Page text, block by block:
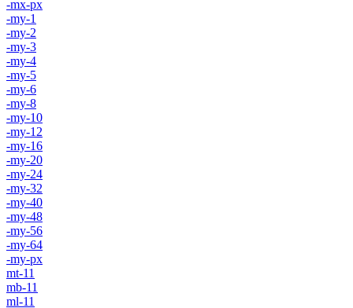
-mx-px
-my-1
-my-2
-my-3
-my-4
-my-5
-my-6
-my-8
-my-10
-my-12
-my-16
-my-20
-my-24
-my-32
-my-40
-my-48
-my-56
-my-64
-my-px
mt-11
mb-11
ml-11